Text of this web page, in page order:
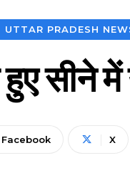
UTTAR PRADESH
सीने में
Facebook X